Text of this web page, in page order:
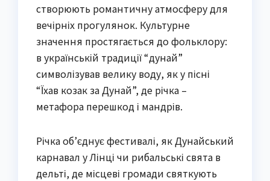
створюють романтичну атмосферу для
вечірніх прогулянок. Культурне
значення простягається до фольклору:
в українській традиції “дунай”
символізував велику воду, як у пісні
“Їхав козак за Дунай”, де річка –
метафора перешкод і мандрів.
Річка об’єднує фестивалі, як Дунайський
карнавал у Лінці чи рибальські свята в
дельті, де місцеві громади святкують